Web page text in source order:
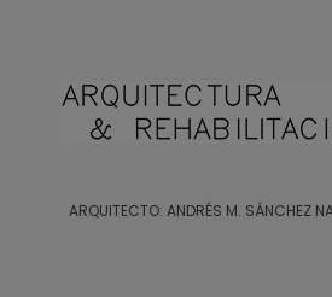
ARQUITECTO: ANDRÉS M. SÁNCHEZ